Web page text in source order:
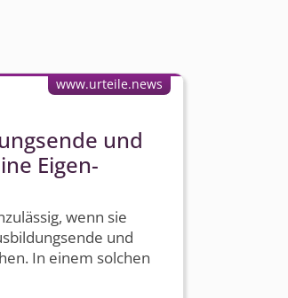
und
Eigen­
wenn sie
und
In einem solchen
www.urteile.news